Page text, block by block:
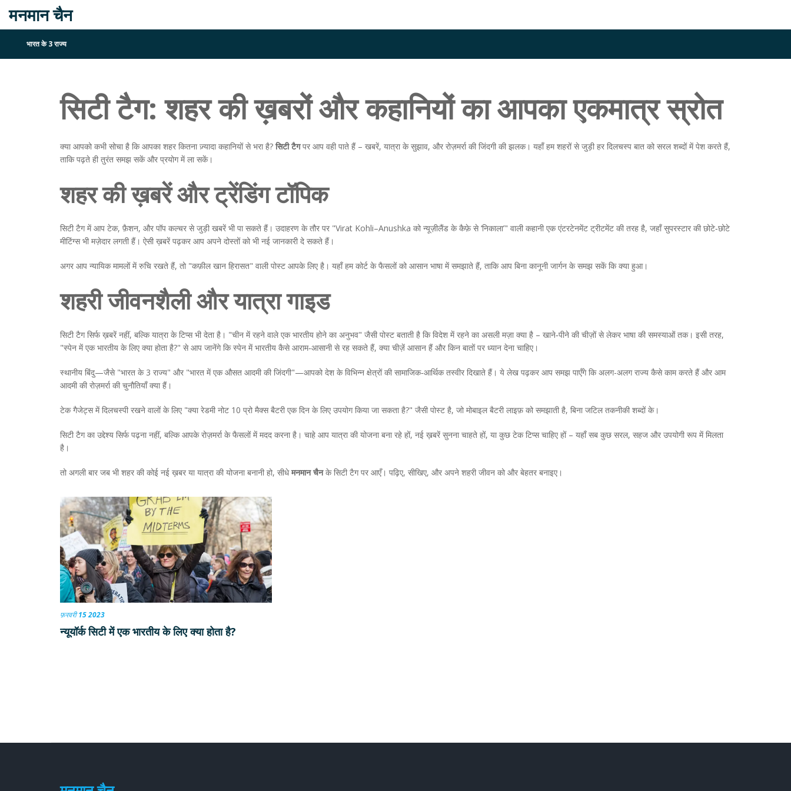
मनमान चैन
भारत के 3 राज्य
सिटी टैग: शहर की ख़बरों और कहानियों का आपका एकमात्र स्रोत
क्या आपको कभी सोचा है कि आपका शहर कितना ज़्यादा कहानियों से भरा है? सिटी टैगपर आप वही पाते हैं – खबरें, यात्रा के सुझाव, और रोज़मर्रा की जिंदगी की झलक। यहाँ हम शहरों से जुड़ी हर दिलचस्प बात को सरल शब्दों में पेश करते हैं,
ताकि पढ़ते ही तुरंत समझ सकें और प्रयोग में ला सकें।
शहर की ख़बरें और ट्रेंडिंग टॉपिक
सिटी टैग में आप टेक, फ़ैशन, और पॉप कल्चर से जुड़ी खबरें भी पा सकते हैं। उदाहरण के तौर पर "Virat Kohli–Anushka को न्यूज़ीलैंड के कैफ़े से ‘निकाला’" वाली कहानी एक एंटरटेनमेंट ट्रीटमेंट की तरह है, जहाँ सुपरस्टार की छोटे‑छोटे
मीटिंग्स भी मज़ेदार लगती हैं। ऐसी ख़बरें पढ़कर आप अपने दोस्तों को भी नई जानकारी दे सकते हैं।
अगर आप न्यायिक मामलों में रुचि रखते हैं, तो "कफ़ील खान हिरासत" वाली पोस्ट आपके लिए है। यहाँ हम कोर्ट के फैसलों को आसान भाषा में समझाते हैं, ताकि आप बिना कानूनी जार्गन के समझ सकें कि क्या हुआ।
शहरी जीवनशैली और यात्रा गाइड
सिटी टैग सिर्फ ख़बरें नहीं, बल्कि यात्रा के टिप्स भी देता है। "चीन में रहने वाले एक भारतीय होने का अनुभव" जैसी पोस्ट बताती है कि विदेश में रहने का असली मज़ा क्या है – खाने‑पीने की चीज़ों से लेकर भाषा की समस्याओं तक। इसी तरह,
"स्पेन में एक भारतीय के लिए क्या होता है?" से आप जानेंगे कि स्पेन में भारतीय कैसे आराम‑आसानी से रह सकते हैं, क्या चीज़ें आसान हैं और किन बातों पर ध्यान देना चाहिए।
स्थानीय बिंदु—जैसे "भारत के 3 राज्य" और "भारत में एक औसत आदमी की जिंदगी"—आपको देश के विभिन्न क्षेत्रों की सामाजिक‑आर्थिक तस्वीर दिखाते हैं। ये लेख पढ़कर आप समझ पाएँगे कि अलग-अलग राज्य कैसे काम करते हैं और आम
आदमी की रोज़मर्रा की चुनौतियाँ क्या हैं।
टेक गैजेट्स में दिलचस्पी रखने वालों के लिए "क्या रेडमी नोट 10 प्रो मैक्स बैटरी एक दिन के लिए उपयोग किया जा सकता है?" जैसी पोस्ट है, जो मोबाइल बैटरी लाइफ़ को समझाती है, बिना जटिल तकनीकी शब्दों के।
सिटी टैग का उद्देश्य सिर्फ पढ़ना नहीं, बल्कि आपके रोज़मर्रा के फैसलों में मदद करना है। चाहे आप यात्रा की योजना बना रहे हों, नई ख़बरें सुनना चाहते हों, या कुछ टेक टिप्स चाहिए हों – यहाँ सब कुछ सरल, सहज और उपयोगी रूप में मिलता
है।
तो अगली बार जब भी शहर की कोई नई ख़बर या यात्रा की योजना बनानी हो, सीधेमनमान चैनके सिटी टैग पर आएँ। पढ़िए, सीखिए, और अपने शहरी जीवन को और बेहतर बनाइए।
फ़रवरी 15 2023
न्यूयॉर्क सिटी में एक भारतीय के लिए क्या होता है?